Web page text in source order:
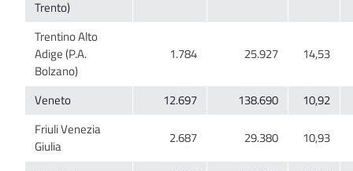
Trentino Alto
Adige (P.A.
Friuli Venezia